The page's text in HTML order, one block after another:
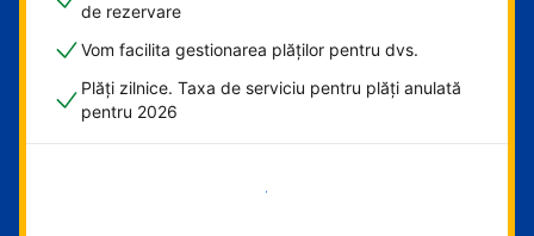
de rezervare
Vom facilita gestionarea plăților pentru dvs.
Plăți zilnice. Taxa de serviciu pentru plăți anulată
pentru 2026
Începeți acum